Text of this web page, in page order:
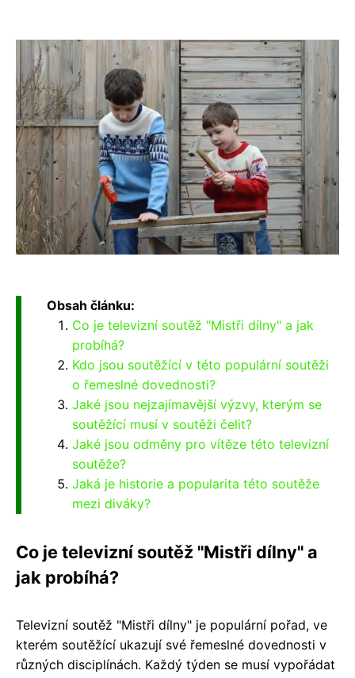
Obsah článku:
Co je televizní soutěž "Mistři dílny" a jak
probíhá?
Kdo jsou soutěžící v této populární soutěži
o řemeslné dovednosti?
Jaké jsou nejzajímavější výzvy, kterým se
soutěžící musí v soutěži čelit?
Jaké jsou odměny pro vítěze této televizní
soutěže?
Jaká je historie a popularita této soutěže
mezi diváky?
Co je televizní soutěž "Mistři dílny" a
jak probíhá?
Televizní soutěž "Mistři dílny" je populární pořad, ve
kterém soutěžící ukazují své řemeslné dovednosti v
různých disciplínách. Každý týden se musí vypořádat